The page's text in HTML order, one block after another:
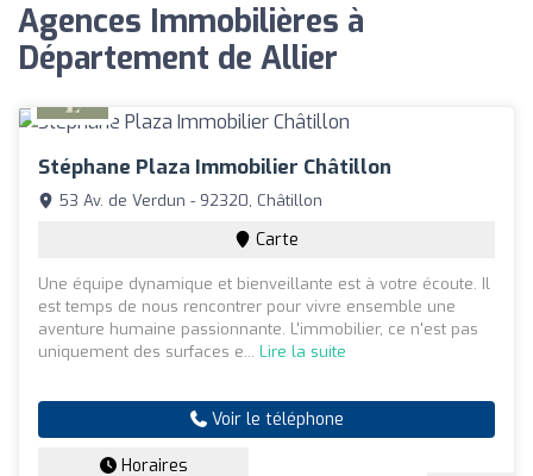
Agences Immobilières à
Département de Allier
Stéphane Plaza Immobilier Châtillon
53 Av. de Verdun - 92320, Châtillon
Carte
Une équipe dynamique et bienveillante est à votre écoute. Il
est temps de nous rencontrer pour vivre ensemble une
aventure humaine passionnante. L'immobilier, ce n'est pas
uniquement des surfaces e... Lire la suite
Voir le téléphone
Horaires